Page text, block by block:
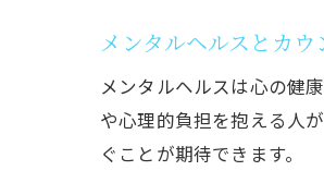
メンタルヘルスとカ
メンタルヘルスは心の健
や心理的負担を抱える人
ぐことが期待できます。